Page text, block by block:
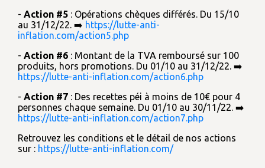
- Action #5 : Opérations chèques différés. Du 15/10
au 31/12/22. ➡️ https://lutte-anti-
inflation.com/action5.php
- Action #6 : Montant de la TVA remboursé sur 100
produits, hors promotions. Du 01/10 au 31/12/22. ➡️
https://lutte-anti-inflation.com/action6.php
- Action #7 : Des recettes péi à moins de 10€ pour 4
personnes chaque semaine. Du 01/10 au 30/11/22. ➡️
https://lutte-anti-inflation.com/action7.php
Retrouvez les conditions et le détail de nos actions
sur : https://lutte-anti-inflation.com/